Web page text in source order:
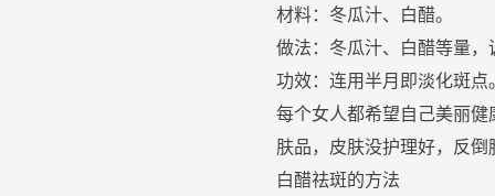
材料：冬瓜汁、白醋。
做法：冬瓜汁、白醋等量，
功效：连用半月即淡化斑点
每个女人都希望自己美丽健
肤品， 皮肤没护理好，反倒
白醋祛斑的方法